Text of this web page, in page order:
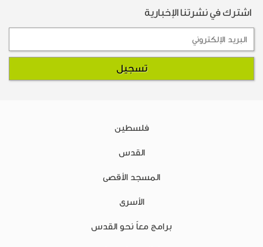
اشترك في نشرتنا الإخبارية
فلسطين
القدس
المسجد الأقصى
الأسرى
برامج معاً نحو القدس